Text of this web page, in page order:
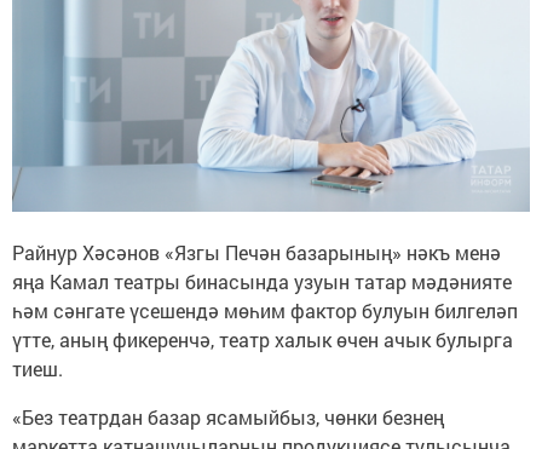
Райнур Хәсәнов «Язгы Печән базарының» нәкъ менә
яңа Камал театры бинасында узуын татар мәдәнияте
һәм сәнгате үсешендә мөһим фактор булуын билгеләп
үтте, аның фикеренчә, театр халык өчен ачык булырга
тиеш.
«Без театрдан базар ясамыйбыз, чөнки безнең